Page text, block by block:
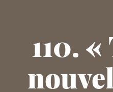
110. «